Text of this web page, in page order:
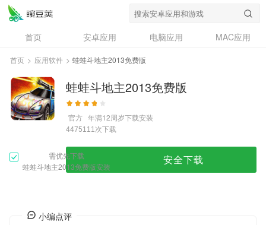
首页 安卓应用 电脑应用
MAC应用
资讯
专题
问答
首页 > 应用软件 > 蛙蛙斗地主2013免费版
蛙蛙斗地主2013免费版
官方 年满12周岁下载安装
4475111次下载
需优先下载
蛙蛙斗地主2013免费版安装
安全下载
小编点评